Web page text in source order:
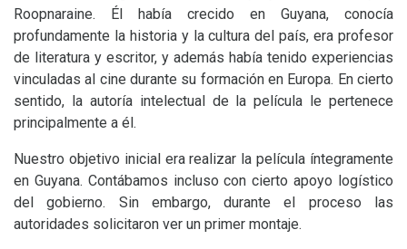
Roopnaraine. Él había crecido en Guyana, conocía
profundamente la historia y la cultura del país, era profesor
de literatura y escritor, y además había tenido experiencias
vinculadas al cine durante su formación en Europa. En cierto
sentido, la autoría intelectual de la película le pertenece
principalmente a él.
Nuestro objetivo inicial era realizar la película íntegramente
en Guyana. Contábamos incluso con cierto apoyo logístico
del gobierno. Sin embargo, durante el proceso las
autoridades solicitaron ver un primer montaje.